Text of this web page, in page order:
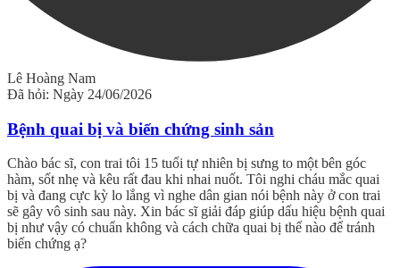
Lê Hoàng Nam
Đã hỏi: Ngày 24/06/2026
Bệnh quai bị và biến chứng sinh sản
Chào bác sĩ, con trai tôi 15 tuổi tự nhiên bị sưng to một bên góc
hàm, sốt nhẹ và kêu rất đau khi nhai nuốt. Tôi nghi cháu mắc quai
bị và đang cực kỳ lo lắng vì nghe dân gian nói bệnh này ở con trai
sẽ gây vô sinh sau này. Xin bác sĩ giải đáp giúp dấu hiệu bệnh quai
bị như vậy có chuẩn không và cách chữa quai bị thế nào để tránh
biến chứng ạ?